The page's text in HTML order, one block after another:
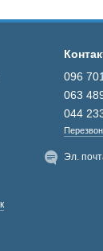
096
063
044
Эл.